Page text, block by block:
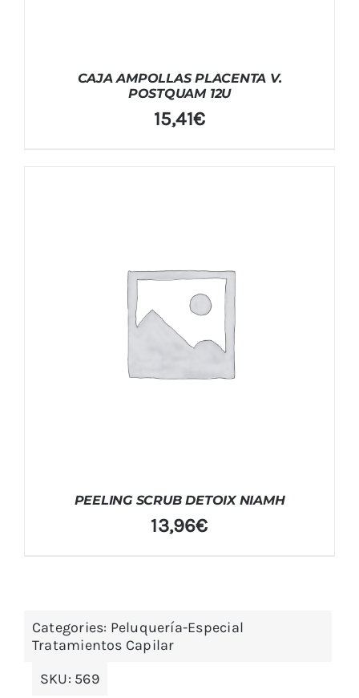
CAJA AMPOLLAS PLACENTA V.
POSTQUAM 12U
15,41€
PEELING SCRUB DETOIX NIAMH
13,96€
Categories: Peluquería-Especial
Tratamientos Capilar
SKU: 569